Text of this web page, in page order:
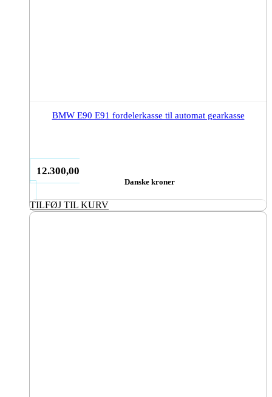
BMW E90 E91 fordelerkasse til automat gearkasse
12.300,00
Danske kroner
TILFØJ TIL KURV